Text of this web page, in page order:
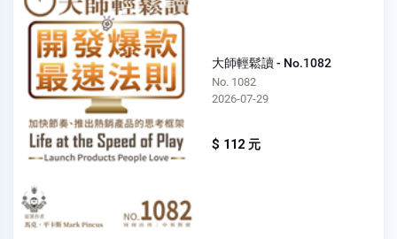
大師輕鬆讀 - No.1082
No. 1082
2026-07-29
$ 112 元